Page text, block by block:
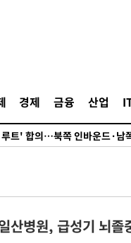
경제 금융 산업
7월에 2.3만 개 줄어…실업률
트' 합의…북쪽 인바운드·남
' 안동·의성 관할 4개 면 특별재
정원 초과 시 낮은 계급 임용…
소나기·강원 많은 비[내일날
에 54조 투자…"AI 메모리 수
산병원, 급성기 뇌